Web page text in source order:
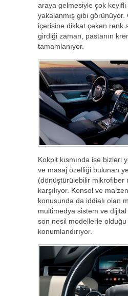
araya gelmesiyle çok
yakalanmış gibi görünüyor.
içerisine dikkat çeken renk
girdiği zaman, pastanın
tamamlanıyor.
Kokpit kısmında ise bizleri
ve masaj özelliği bulunan
(dönüştürülebilir mikrofiber
karşılıyor. Konsol ve
konusunda da iddialı olan
multimedya sistem ve dijital
son nesil modellerle
konumlandırıyor.